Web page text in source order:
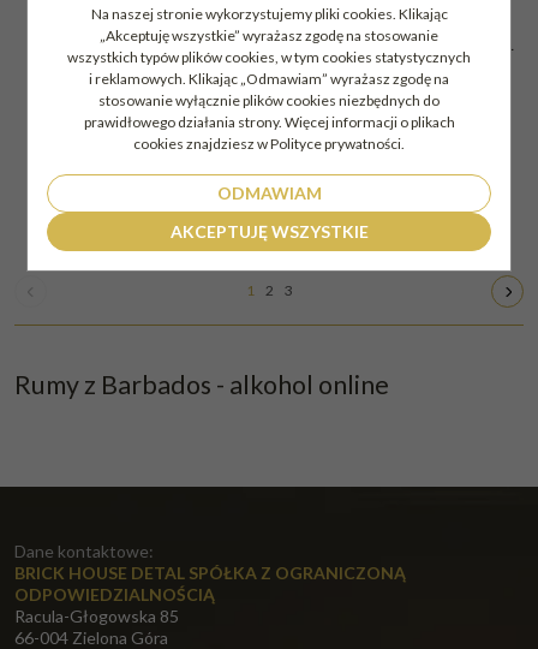
61% 0,7L Barbados
Barbados
Wino
Złoty/Gold
RUM FOURSQUARE
EQUIDEM 14YO 61% 0,7L
BARBADOS
579.00PLN
DO KOSZYKA
0,7l 61% Barbados
Kraj
Barbados
Beczka:Calvados
Gatunek Złoty/Gold
RUM FOURSQUARE
EQUIPOISE 14 YO 61% 0,7L
BARBADOS
559.00PLN
DO KOSZYKA
1 2 3
Rumy z Barbados - alkohol online
Dane kontaktowe:
BRICK HOUSE DETAL SPÓŁKA Z OGRANICZONĄ
ODPOWIEDZIALNOŚCIĄ
Racula-Głogowska 85
66-004 Zielona Góra
Na naszej stronie wykorzystujemy pliki cookies. Klikając
„Akceptuję wszystkie” wyrażasz zgodę na stosowanie
wszystkich typów plików cookies, w tym cookies statystycznych
i reklamowych. Klikając „Odmawiam” wyrażasz zgodę na
stosowanie wyłącznie plików cookies niezbędnych do
prawidłowego działania strony. Więcej informacji o plikach
cookies znajdziesz w Polityce prywatności.
ODMAWIAM
AKCEPTUJĘ WSZYSTKIE